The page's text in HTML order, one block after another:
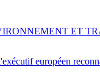
européen
ET